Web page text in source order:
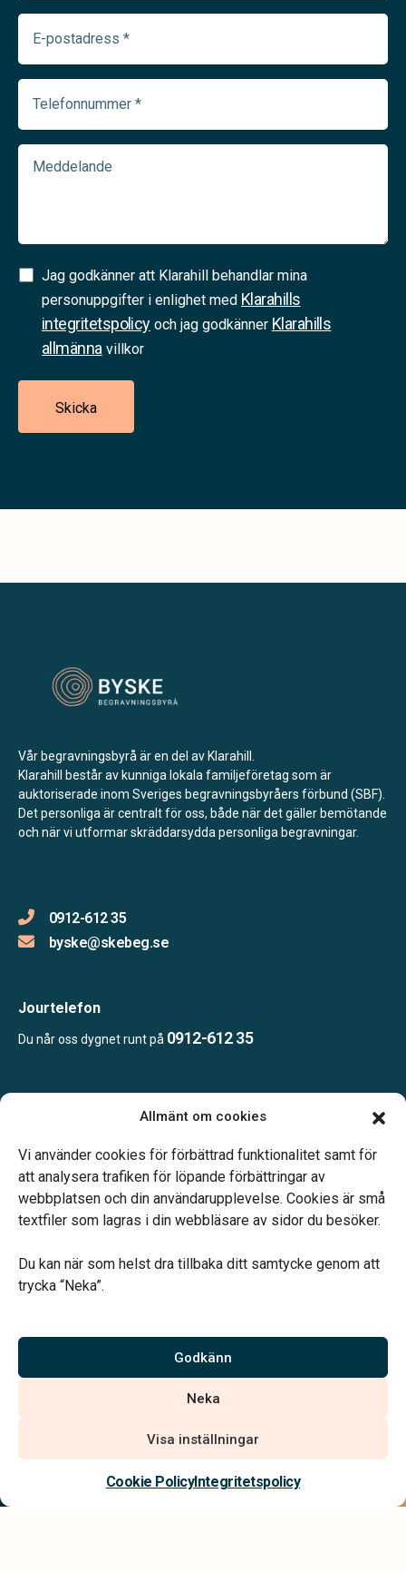
Allmänt om cookies
Vi använder cookies för förbättrad funktionalitet samt för
att analysera trafiken för löpande förbättringar av
webbplatsen och din användarupplevelse. Cookies är små
textfiler som lagras i din webbläsare av sidor du besöker.
Du kan när som helst dra tillbaka ditt samtycke genom att
trycka “Neka”.
Godkänn
Neka
Visa inställningar
Cookie PolicyIntegritetspolicy
postadress
(Required)
(Required)
Samtycke
(Required)
Jag godkänner att Klarahill behandlar mina
personuppgifter i enlighet med Klarahills
integritetspolicyoch jag godkänner Klarahills
allmännavillkor
Skicka
Kontakta oss
Vår begravningsbyrå är en del av Klarahill.
Klarahill består av kunniga lokala familjeföretag som är
auktoriserade inom Sveriges begravningsbyråers förbund (SBF).
Det personliga är centralt för oss, både när det gäller bemötande
och när vi utformar skräddarsydda personliga begravningar.
0912-612 35
byske@skebeg.se
Jourtelefon
Du når oss dygnet runt på 0912-612 35
en tid.
Vårt systerbolag Verahill hjälper dig med familjejuridiken –
Vi är auktoriserade av Sveriges Begravningsbyråers Förbund och
har högt ställda krav på utbildning, kvalitet, miljö och arbetsmiljö.